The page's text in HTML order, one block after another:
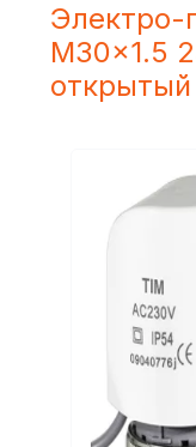
Электро-
M30x1.5
открытый